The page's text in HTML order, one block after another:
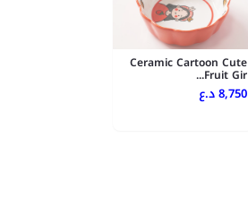
Ceramic Cartoon Cute
Fruit Gir...
8,750 د.ع